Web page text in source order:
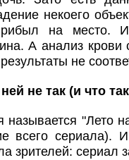
некоего
на место.
А анализ
не
не так (и что
называется "Лето
всего сериала).
зрителей: сериал